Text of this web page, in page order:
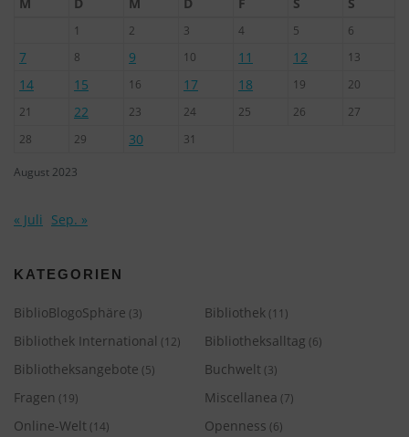
August 2023
1 2 3 4 5 6
7 8 9 10 11 12 13
14 15 16 17 18 19
20
21
22 23 24 25 26
27
28
29 30 31
« Juli Sep. »
KATEGORIEN
BiblioBlogoSphäre (3) Bibliothek (11)
Bibliothek International (12) Bibliotheksalltag (6)
Bibliotheksangebote (5) Buchwelt (3)
Fragen (19) Miscellanea (7)
Online-Welt (14) Openness (6)